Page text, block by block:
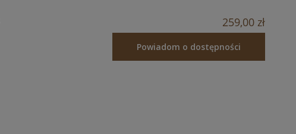
259,00 zł
Powiadom o dostępności